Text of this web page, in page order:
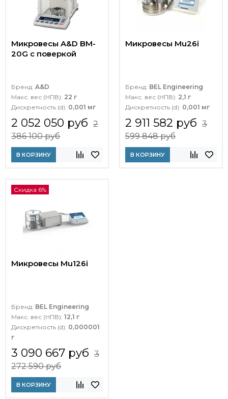
Микровесы A&D BM-
20G с поверкой
Бренд: A&D
Макс. вес (НПВ): 22 г
Дискретность (d): 0,001 мг
2 052 050 руб 2
386 100 руб
В КОРЗИНУ
Микровесы Mu26i
Бренд: BEL Engineering
Макс. вес (НПВ): 2,1 г
Дискретность (d): 0,001 мг
2 911 582 руб 3
599 848 руб
В КОРЗИНУ
Скидка 6%
Микровесы Mu126i
Бренд: BEL Engineering
Макс. вес (НПВ): 12,1 г
Дискретность (d): 0,000001
г
3 090 667 руб 3
272 590 руб
В КОРЗИНУ